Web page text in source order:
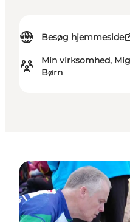
Besøg hjemmeside
Min virksomhed,
Børn